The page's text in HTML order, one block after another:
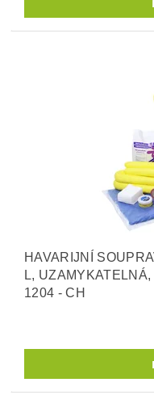
HAVARIJNÍ
L,
1204 - CH